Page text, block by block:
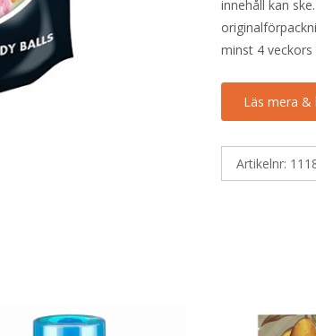
innehåll kan
minst 4
Läs mera &
Artikelnr: